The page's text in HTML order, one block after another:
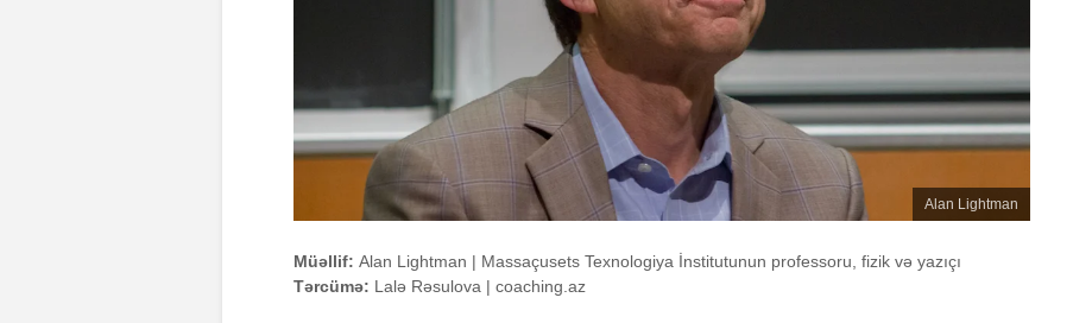
Alan Lightman
Müəllif: Alan Lightman | Massaçusets Texnologiya İnstitutunun professoru, fizik və yazıçı
Tərcümə: Lalə Rəsulova | coaching.az